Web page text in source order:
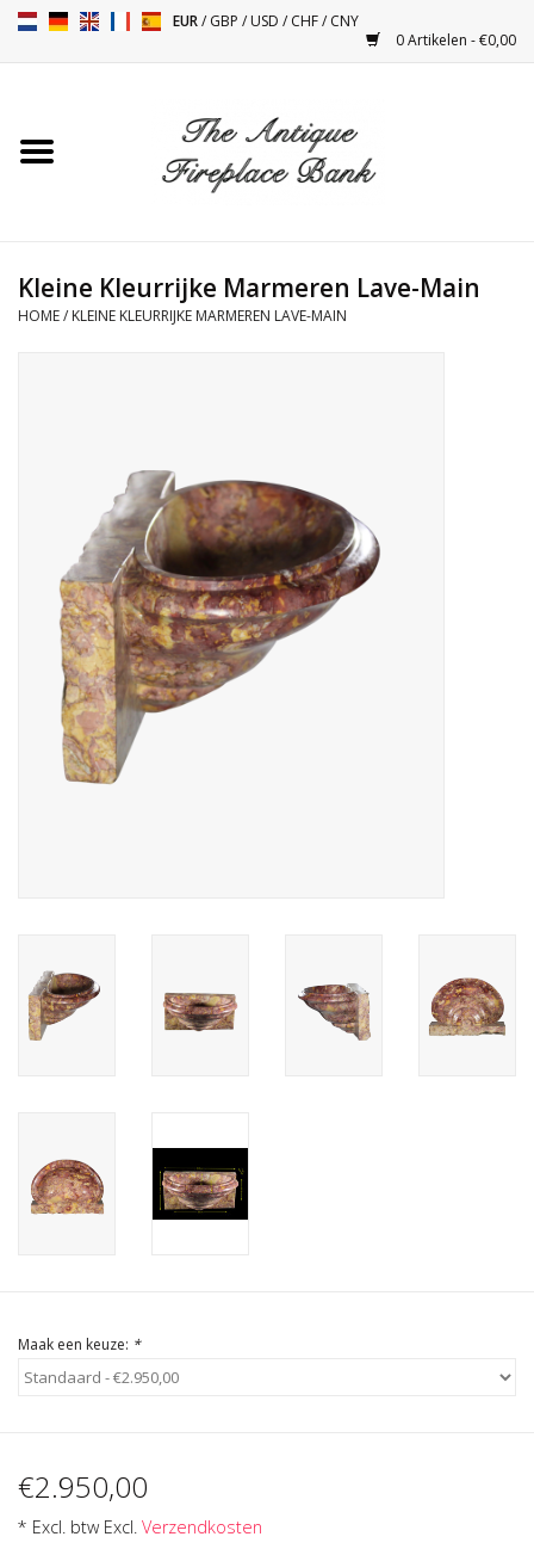
EUR/GBP /USD /CHF/CNY
0 Artikelen - €0,00
Toebehoren
Antiquiteiten en Vintage
Decoratieve Outdoor
Objecten
Vloeren - Steen, Terra Cotta
& Marmer
Outlet
AI-Ready Database
Login
Kleine Kleurrijke Marmeren Lave-Main
HOME/ KLEINE KLEURRIJKE MARMEREN LAVE-MAIN
Maak een keuze: *
€2.950,00
* Excl. btw Excl. Verzendkosten